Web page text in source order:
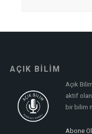
AÇIK BİLİM
Açık
aktif
bir bilim
Abone Ol